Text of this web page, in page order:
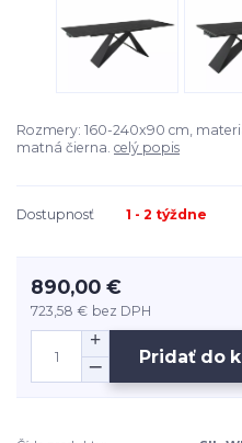
Rozmery: 160-240x90 cm,
matná čierna. celý popis
Dostupnosť 1 - 2 týždne
890,00 €
723,58 € bez DPH
Pridať do